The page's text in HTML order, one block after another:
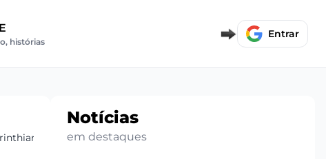
histórias
Entrar
no Brasileirão
Notícias
em destaques